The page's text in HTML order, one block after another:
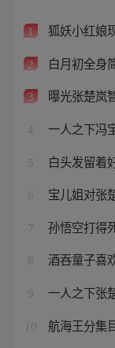
1 狐妖小红娘
2 白月初全身
3 曝光张楚岚
4 一人之下冯
5 白头发留着
6 宝儿姐对张
7 孙悟空打得
8 酒吞童子喜
9 一人之下张
10 航海王分集